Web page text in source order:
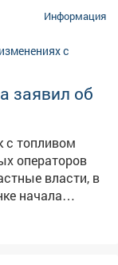
через три
И
(тьфу-тьфу-
и здоровье.
Информация
заявил об
с топливом
операторов
начала
выросло на